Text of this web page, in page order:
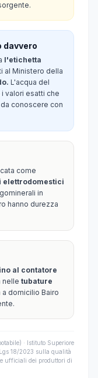
davvero
l'etichetta
al Ministero della
L'acqua del
valori esatti che
conoscere con
come
elettrodomestici
in
hanno durezza
al contatore
nelle tubature
a domicilio Bairo
· Istituto Superiore
18/2023 sulla qualità
ufficiali dei produttori di